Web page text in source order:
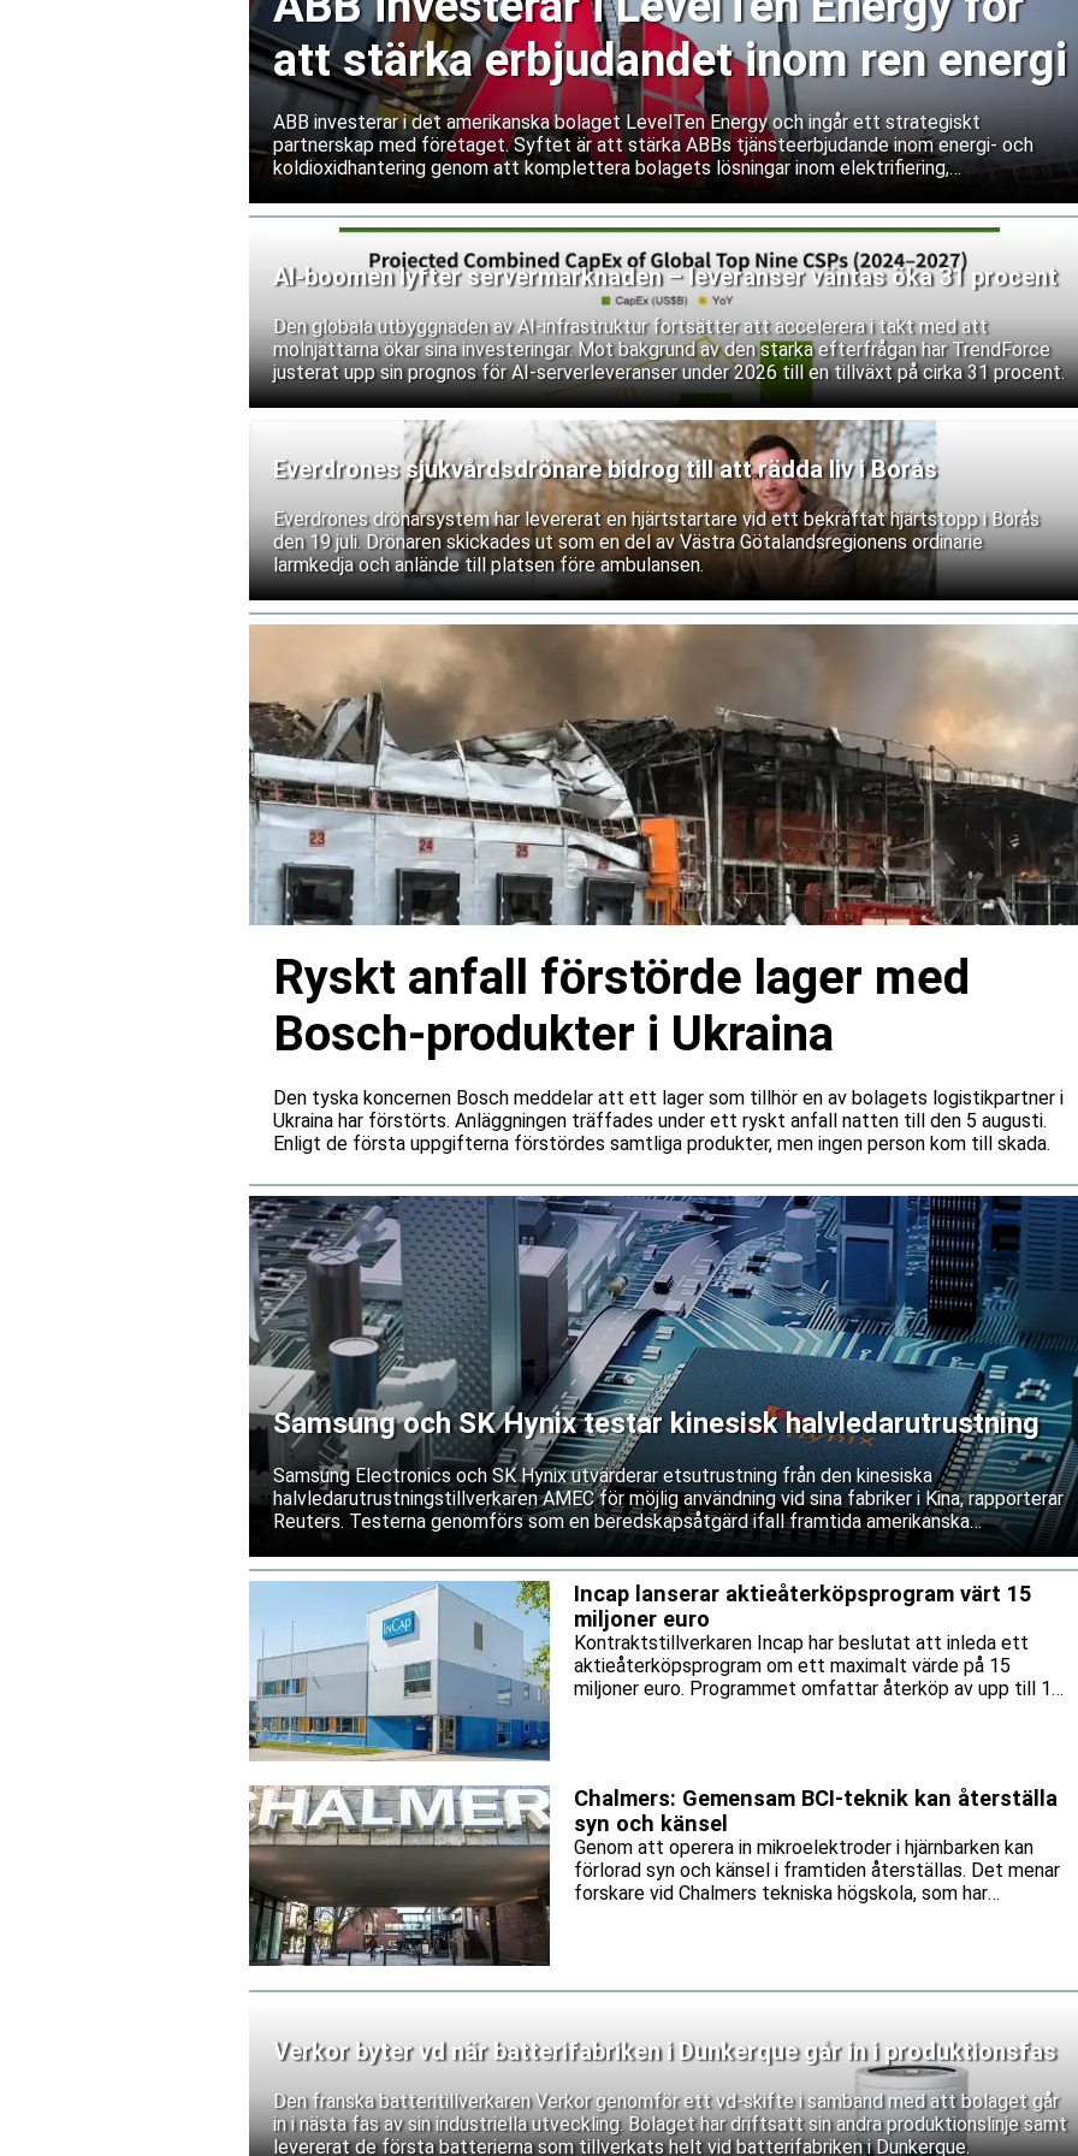
att stärka erbjudandet inom ren energi
ABB investerar i det amerikanska bolaget LevelTen Energy och ingår ett strategiskt
partnerskap med företaget. Syftet är att stärka ABBs tjänsteerbjudande inom energi- och
koldioxidhantering genom att komplettera bolagets lösningar inom elektrifiering,
energihantering och digitalisering med LevelTens plattform för upphandling av ren energi.
AI-boomen lyfter servermarknaden – leveranser väntas öka 31 procent
Den globala utbyggnaden av AI-infrastruktur fortsätter att accelerera i takt med att
molnjättarna ökar sina investeringar. Mot bakgrund av den starka efterfrågan har TrendForce
justerat upp sin prognos för AI-serverleveranser under 2026 till en tillväxt på cirka 31 procent.
Everdrones sjukvårdsdrönare bidrog till att rädda liv i Borås
Everdrones drönarsystem har levererat en hjärtstartare vid ett bekräftat hjärtstopp i Borås
den 19 juli. Drönaren skickades ut som en del av Västra Götalandsregionens ordinarie
larmkedja och anlände till platsen före ambulansen.
Ryskt anfall förstörde lager med
Bosch-produkter i Ukraina
Den tyska koncernen Bosch meddelar att ett lager som tillhör en av bolagets logistikpartner i
Ukraina har förstörts. Anläggningen träffades under ett ryskt anfall natten till den 5 augusti.
Enligt de första uppgifterna förstördes samtliga produkter, men ingen person kom till skada.
Samsung och SK Hynix testar kinesisk halvledarutrustning
Samsung Electronics och SK Hynix utvärderar etsutrustning från den kinesiska
halvledarutrustningstillverkaren AMEC för möjlig användning vid sina fabriker i Kina, rapporterar
Reuters. Testerna genomförs som en beredskapsåtgärd ifall framtida amerikanska
exportrestriktioner skulle försvåra service och underhåll av västerländsk utrustning. Båda
bolagen tillbakavisar dock uppgifterna.
Incap lanserar aktieåterköpsprogram värt 15
miljoner euro
Kontraktstillverkaren Incap har beslutat att inleda ett
aktieåterköpsprogram om ett maximalt värde på 15
miljoner euro. Programmet omfattar återköp av upp till 1
Chalmers: Gemensam BCI-teknik kan återställa
syn och känsel
Genom att operera in mikroelektroder i hjärnbarken kan
förlorad syn och känsel i framtiden återställas. Det menar
forskare vid Chalmers tekniska högskola, som har
Verkor byter vd när batterifabriken i Dunkerque går in i produktionsfas
Den franska batteritillverkaren Verkor genomför ett vd-skifte i samband med att bolaget går
in i nästa fas av sin industriella utveckling. Bolaget har driftsatt sin andra produktionslinje samt
levererat de första batterierna som tillverkats helt vid batterifabriken i Dunkerque.